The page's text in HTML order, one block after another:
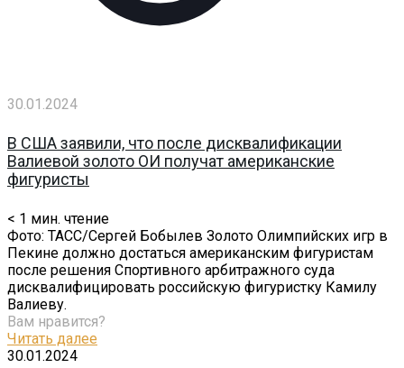
30.01.2024
В США заявили, что после дисквалификации
Валиевой золото ОИ получат американские
фигуристы
< 1 мин. чтение
Фото: ТАСС/Сергей Бобылев Золото Олимпийских игр в
Пекине должно достаться американским фигуристам
после решения Спортивного арбитражного суда
дисквалифицировать российскую фигуристку Камилу
Валиеву.
Вам нравится?
Читать далее
30.01.2024